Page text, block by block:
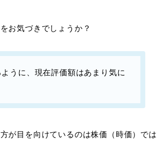
お気づきでしょうか？
うに、現在評価額はあまり気に
が目を向けているのは株価（時価）では